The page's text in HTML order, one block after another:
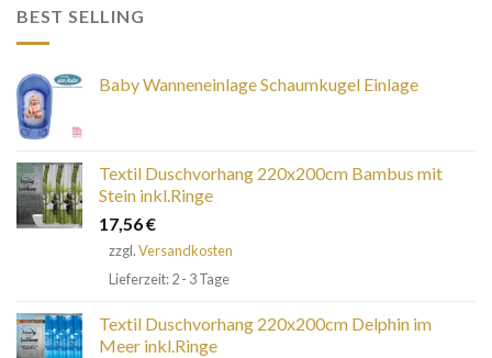
BEST SELLING
Baby Wanneneinlage Schaumkugel Einlage
Textil Duschvorhang 220x200cm Bambus mit
Stein inkl.Ringe
17,56€
zzgl.Versandkosten
Lieferzeit: 2 - 3 Tage
Textil Duschvorhang 220x200cm Delphin im
Meer inkl.Ringe